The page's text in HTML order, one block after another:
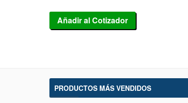
Añadir al Cotizador
PRODUCTOS MÁS VENDIDOS